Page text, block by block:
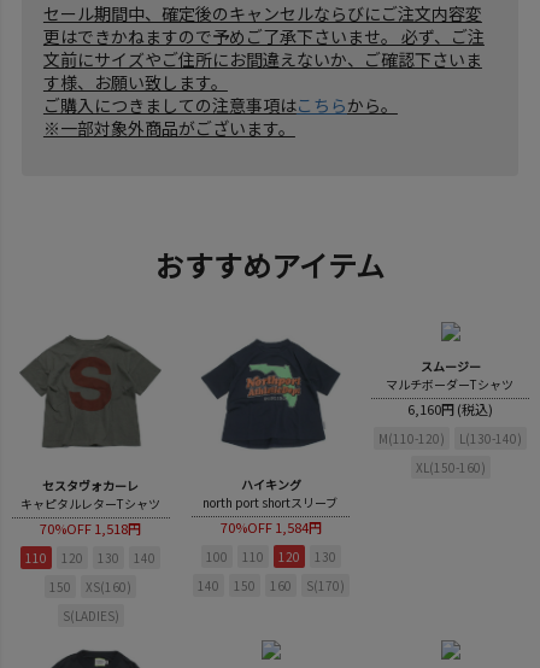
セール期間中、確定後のキャンセルならびにご注文内容変
更はできかねますので予めご了承下さいませ。 必ず、ご注
文前にサイズやご住所にお間違えないか、ご確認下さいま
す様、お願い致します。
ご購入につきましての注意事項はこちらから。
※一部対象外商品がございます。
おすすめアイテム
セスタヴォカーレ
キャピタルレターTシャツ
70%OFF1,518円
110 120 130
140
150
XS(160)
S(LADIES)
ハイキング
north port shortスリーブ
70%OFF 1,584円
100 110 120
130
140
150 160 S(170)
スムージー
マルチボーダーTシャツ
6,160円 (税込)
M(110-120)
L(130-140)
XL(150-160)